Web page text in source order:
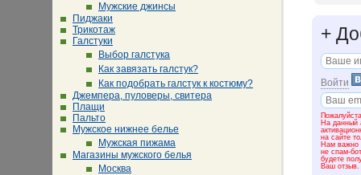
Мужские джинсы
Пиджаки
Трикотаж
Галстуки
Выбор галстука
Как завязать галстук?
Как подобрать галстук к костюму?
Джемпера, пуловеры, свитера
Плащи
Пальто
Мужское нижнее белье
Мужская пижама
Магазины мужского белья
Москва
+
Войти
На данный
на сайте
Нам важно
не спам-
будете
Ваш отзыв.